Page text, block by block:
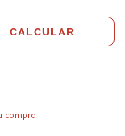
CALCULAR
compra.